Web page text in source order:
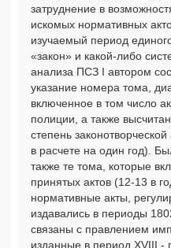
затруднение в
искомых нормативных
изучаемый период
«закон» и какой-либо
анализа ПСЗ I автором
указание номера тома,
включенное в том число
полиции, а также
степень
в расчете на один год).
также те тома, которые
принятых актов (12-13 в
нормативные акты,
издавались в периоды
связаны с правлением
изданные в период XVIII -